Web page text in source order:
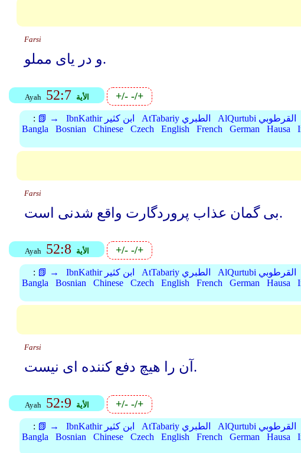
Farsi
و در یای مملو.
Ayah 52:7 الأية +/--/+
: 📗 → IbnKathir ابن كثير AtTabariy الطبري AlQurtubi القرطوبي
Bangla
Bosnian Chinese Czech English French German Hausa
Farsi
بی گمان عذاب پروردگارت واقع شدنی است.
Ayah 52:8 الأية +/--/+
: 📗 → IbnKathir ابن كثير AtTabariy الطبري AlQurtubi القرطوبي
Bangla
Bosnian Chinese Czech English French German Hausa
Farsi
آن را هیچ دفع کننده ای نیست.
Ayah 52:9 الأية +/--/+
: 📗 → IbnKathir ابن كثير AtTabariy الطبري AlQurtubi القرطوبي
Bangla
Bosnian Chinese Czech English French German Hausa